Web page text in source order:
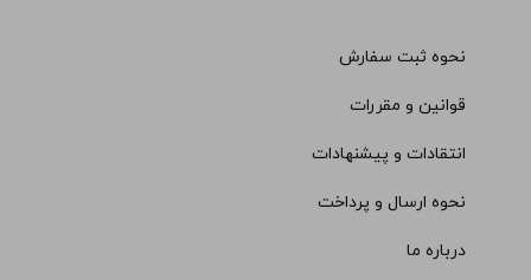
نحوه ثبت سفارش
قوانین و مقررات
انتقادات و پیشنهادات
نحوه ارسال و پرداخت
درباره ما